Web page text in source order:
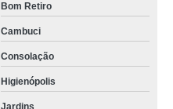
Bom Retiro
Cambuci
Consolação
Higienópolis
Jardins